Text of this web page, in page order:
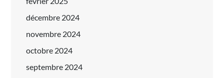
décembre 2024
novembre 2024
octobre 2024
septembre 2024